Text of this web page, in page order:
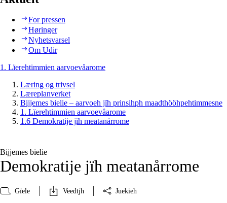
For pressen
Høringer
Nyhetsvarsel
Om Udir
1. Lïerehtimmien aarvoevåarome
Læring og trivsel
Læreplanverket
Bijjemes bielie – aarvoeh jïh prinsihph maadthööhpehtimmesne
1. Lïerehtimmien aarvoevåarome
1.6 Demokratije jïh meatanårrome
Bijjemes bielie
Demokratije jïh meatanårrome
Gïele Veedtjh Juekieh